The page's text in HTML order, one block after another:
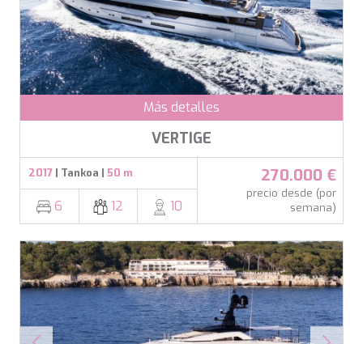
Más detalles
VERTIGE
2017 | Tankoa | 50 m
6 12 10
270.000 €
precio desde (por
semana)